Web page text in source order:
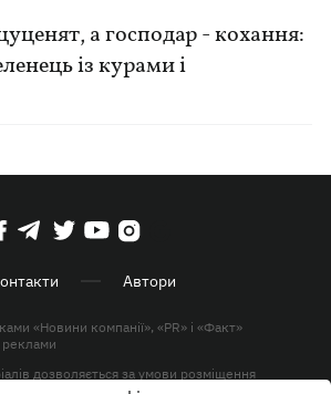
а господар - кохання:
із курами і
Автори
«Новини компанії», «PR» і «Факт»
реклами
дозволяється за умови розміщення
на KP.UA в першому абзаці.